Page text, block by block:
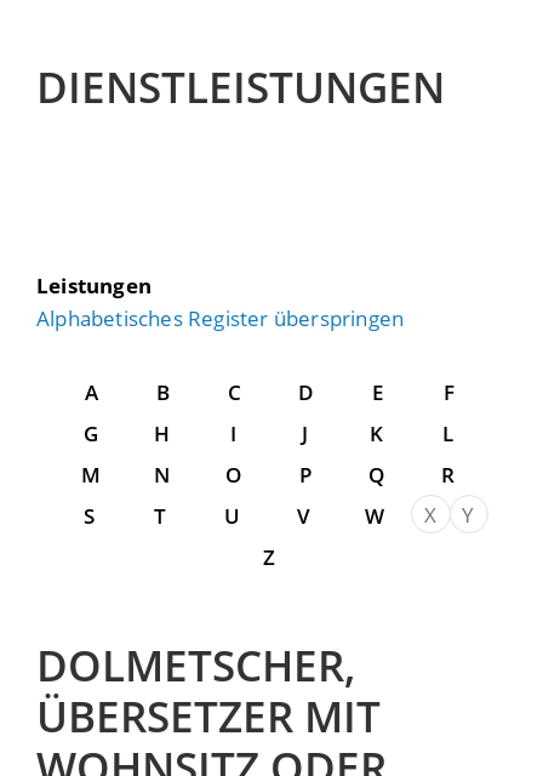
DIENSTLEISTUNGEN
Leistungen
Alphabetisches Register überspringen
A B C D E
F
G
H I J K
L
M
N O P Q
R
S
T U V W X
Y
Z
DOLMETSCHER,
ÜBERSETZER MIT